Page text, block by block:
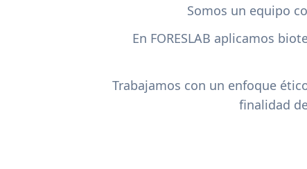
Somos un equipo
En FORESLAB aplicamos
Trabajamos con un enfoque
finalidad